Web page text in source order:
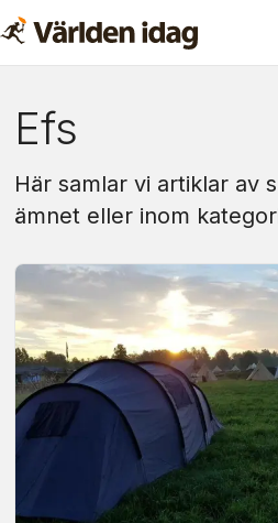
Om:
efs
Efs
Här samlar vi artiklar av
ämnet eller inom